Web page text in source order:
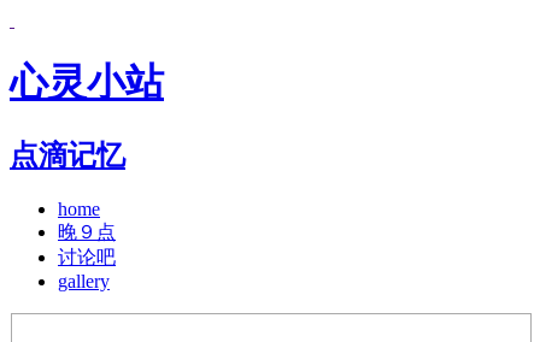
心灵小站
点滴记忆
home
晚９点
讨论吧
gallery